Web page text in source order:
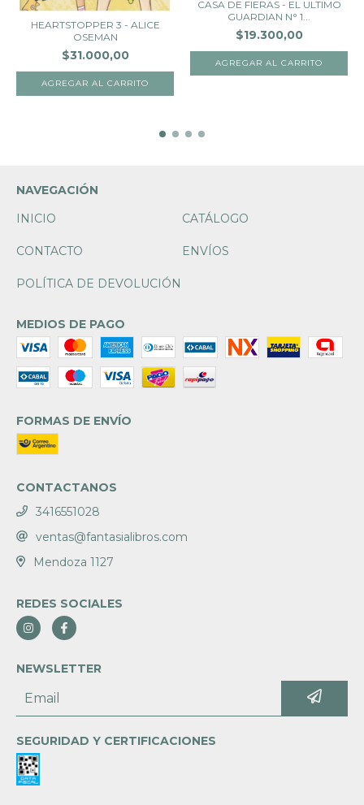
HEARTSTOPPER 3 - ALICE
OSEMAN
$31.000,00
CASA DE FIERAS - EL ULTIMO
GUARDIAN N° 1...
$19.300,00
NAVEGACIÓN
INICIO
CATÁLOGO
CONTACTO ENVÍOS
POLÍTICA DE DEVOLUCIÓN
MEDIOS DE PAGO
FORMAS DE ENVÍO
CONTACTANOS
3416551028
ventas@fantasialibros.com
Mendoza 1127
REDES SOCIALES
NEWSLETTER
SEGURIDAD Y CERTIFICACIONES